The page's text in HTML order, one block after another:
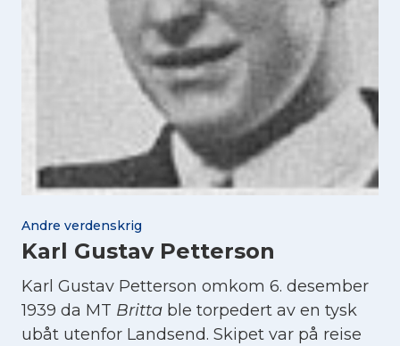
Andre verdenskrig
Karl Gustav Petterson
Karl Gustav Petterson omkom 6. desember
1939 da MT Britta ble torpedert av en tysk
ubåt utenfor Landsend. Skipet var på reise